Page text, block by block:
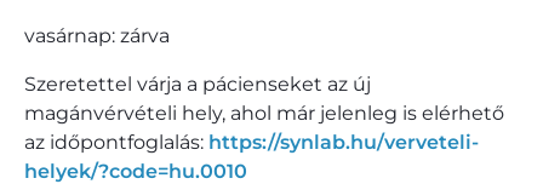
vasárnap: zárva
Szeretettel várja a pácienseket az új
magánvérvételi hely, ahol már jelenleg is elérhető
az időpontfoglalás: https://synlab.hu/verveteli-
helyek/?code=hu.0010